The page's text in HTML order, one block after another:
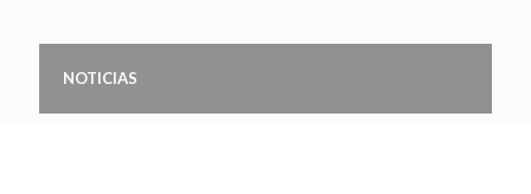
NOTICIAS